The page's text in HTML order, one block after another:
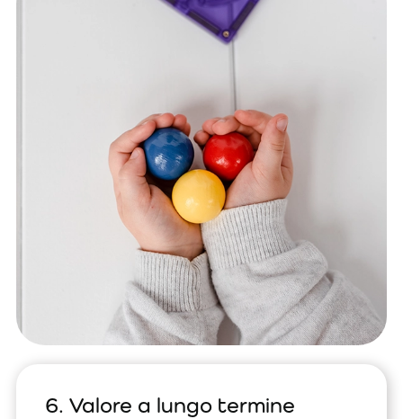
6. Valore a lungo termine